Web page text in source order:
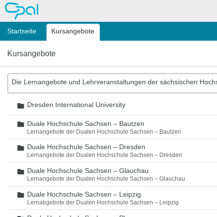
OPAL
Startseite Kursangebote
Kursangebote
Die Lernangebote und Lehrveranstaltungen der sächsischen
Ordner
Dresden International University
Ordner
Duale Hochschule Sachsen – Bautzen
Lernangebote der Dualen Hochschule Sachsen – Bautzen
Ordner
Duale Hochschule Sachsen – Dresden
Lernangebote der Dualen Hochschule Sachsen – Dresden
Ordner
Duale Hochschule Sachsen – Glauchau
Lernangebote der Dualen Hochschule Sachsen – Glauchau
Ordner
Duale Hochschule Sachsen – Leipzig
Lernabgebote der Dualen Hochschule Sachsen – Leipzig